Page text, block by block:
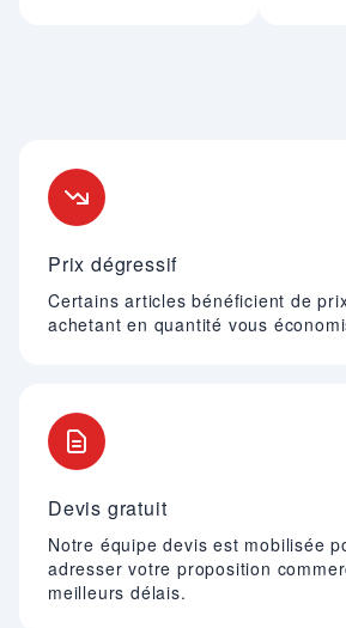
Prix dégressif
Certains articles bénéficient de
achetant en quantité vous
Devis gratuit
Notre équipe devis est mobilisée
adresser votre proposition
meilleurs délais.